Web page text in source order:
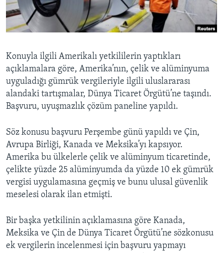
HAYATTAN
SANAT
BIZI TAKIP EDIN
Diller
Konuyla ilgili Amerikalı yetkililerin yaptıkları
açıklamalara göre, Amerika’nın, çelik ve alüminyuma
uyguladığı gümrük vergileriyle ilgili uluslararası
alandaki tartışmalar, Dünya Ticaret Örgütü’ne taşındı.
Başvuru, uyuşmazlık çözüm paneline yapıldı.
Söz konusu başvuru Perşembe günü yapıldı ve Çin,
Avrupa Birliği, Kanada ve Meksika’yı kapsıyor.
Amerika bu ülkelerle çelik ve alüminyum ticaretinde,
çelikte yüzde 25 alüminyumda da yüzde 10 ek gümrük
vergisi uygulamasına geçmiş ve bunu ulusal güvenlik
meselesi olarak ilan etmişti.
Bir başka yetkilinin açıklamasına göre Kanada,
Meksika ve Çin de Dünya Ticaret Örgütü’ne sözkonusu
ek vergilerin incelenmesi için başvuru yapmayı